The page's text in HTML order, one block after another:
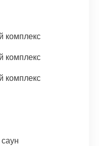
комплекс
комплекс
комплекс